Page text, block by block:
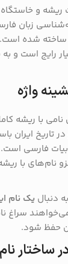
ریشه و
زبان
ساخته شده است.
رایج است و
واژه
نامی با ریشه
تاریخ ایران
فارسی است.
نام‌های با
دنبال یک نام
سراغ
حفظ شود.
ساختار